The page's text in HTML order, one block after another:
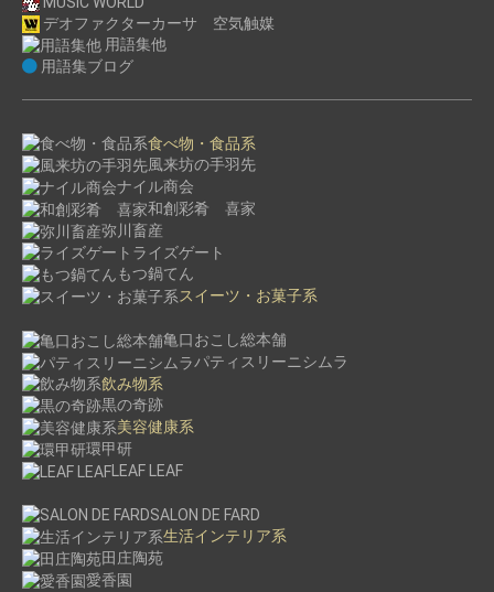
デオファクターカーサ 空気触媒
用語集他
用語集ブログ
食べ物・食品系
風来坊の手羽先
ナイル商会
和創彩肴 喜家
弥川畜産
ライズゲート
もつ鍋てん
スイーツ・お菓子系
亀口おこし総本舗
パティスリーニシムラ
飲み物系
黒の奇跡
美容健康系
環甲研
LEAF LEAF
SALON DE FARD
生活インテリア系
田庄陶苑
愛香園